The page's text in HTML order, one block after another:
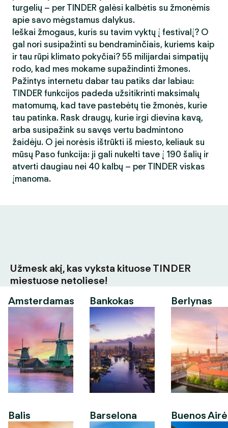
turgelių – per TINDER galėsi kalbėtis su žmonėmis
apie savo mėgstamus dalykus.
Ieškai žmogaus, kuris su tavim vyktų į festivalį? O
gal nori susipažinti su bendraminčiais, kuriems kaip
ir tau rūpi klimato pokyčiai? 55 milijardai simpatijų
rodo, kad mes mokame supažindinti žmones.
Pažintys internetu dabar tau patiks dar labiau:
TINDER funkcijos padeda užsitikrinti maksimalų
matomumą, kad tave pastebėtų tie žmonės, kurie
tau patinka. Rask draugų, kurie irgi dievina kavą,
arba susipažink su savęs vertu badmintono
žaidėju. O jei norėsis ištrūkti iš miesto, keliauk su
mūsų Paso funkcija: ji gali nukelti tave į 190 šalių ir
atverti daugiau nei 40 kalbų – per TINDER viskas
įmanoma.
Užmesk akį, kas vyksta kituose TINDER
miestuose netoliese!
Amsterdamas
Balis
Bankokas
Barselona
Berlynas
Buenos